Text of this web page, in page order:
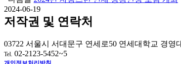
2024-06-19
저작권 및 연락처
03722 서울시 서대문구 연세로50 연세대학교 경영
Tel. 02-2123-5452~5